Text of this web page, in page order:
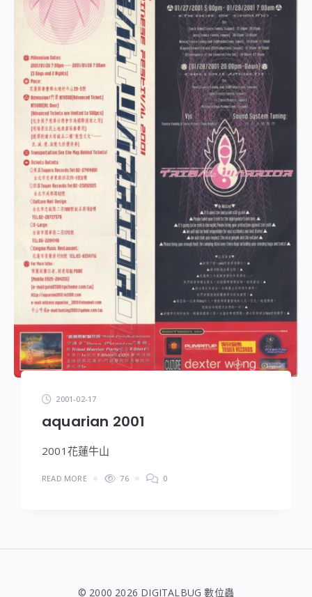
2001-02-17
aquarian 2001
2001花蓮牛山
READ MORE 76 0
© 2000 2026 DIGITALBUG 數位蟲